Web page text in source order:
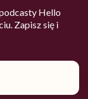
Hello
Zapisz się i